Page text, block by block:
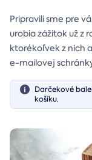
Pripravili sme pre
urobia zážitok už z
ktorékoľvek z nich
e-mailovej
Darčekové
košíku.